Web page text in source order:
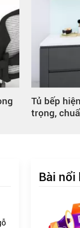
Tủ bếp
trọng,
Bài nổi